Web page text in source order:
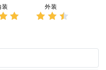
装
の
外装